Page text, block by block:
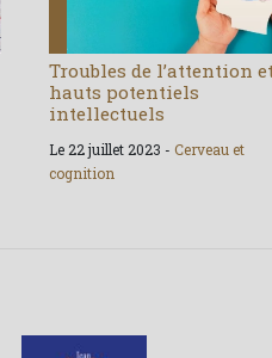
Troubles de l’attention et
hauts potentiels
intellectuels
Le 22 juillet 2023 -Cerveau et
cognition